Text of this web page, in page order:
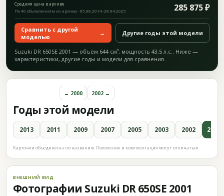
Средняя цена в архиве 285 875 ₽
По 40 объявлениям из архива · 05.08.2014–28.04.2025
Сравнить с другой
моделью
→ Другие годы этой модели
Suzuki DR 650SE 2001 — объём 644 см³, мощность 43,5 л.с.. Ниже —
характеристики, другие годы и модели для сравнения.
Годы этой модели
← 2000 2002 →
2013 2011 2009 2007 2005 2003 2002 2001
Карточки объединены по названию. Поколение и комплектация могут отличаться.
ВНЕШНИЙ ВИД
Фотографии Suzuki DR 650SE 2001